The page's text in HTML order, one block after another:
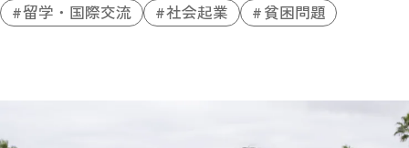
留学・国際交流 社会起業 貧困問題